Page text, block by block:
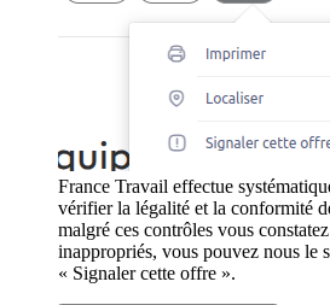
France Travail effectue
vérifier la légalité et la conformité
malgré ces contrôles vous
inappropriés, vous pouvez nous le
« Signaler cette offre ».